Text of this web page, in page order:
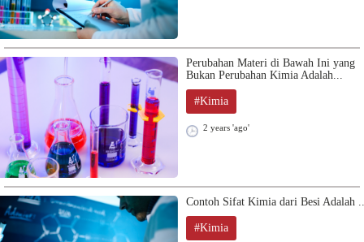
Perubahan Materi di Bawah Ini yang
Bukan Perubahan Kimia Adalah...
#Kimia
2 years 'ago'
Contoh Sifat Kimia dari Besi Adalah
#Kimia